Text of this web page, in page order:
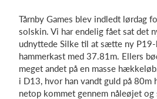
Tårnby Games blev indledt lørdag
solskin. Vi har endelig fået sat det
udnyttede Silke til at sætte ny
hammerkast med 37.81m. Ellers
meget andet på en masse
i D13, hvor han vandt guld på 80m
netop kommet gennem nåleøjet og